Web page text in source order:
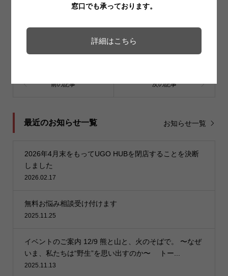
窓口でも承っております。
詳細はこちら
最近のお知らせ一覧 お知らせ一覧
2026年4月末をもってUGO HUBを閉店することを決断
しました
2026.02.17
無料お悩み相談受け付けます
2025.11.25
イベントのご案内 12/9 熊と山と、火のそばで。 〜なぜ
いま、私たちは“野生”を思い出すのか〜 トー...
2025.11.13